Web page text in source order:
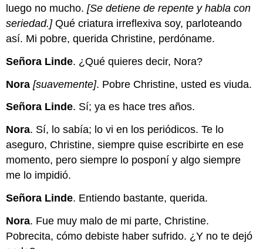
luego no mucho.[Se detiene de repente y habla con
seriedad.]Qué criatura irreflexiva soy, parloteando
así. Mi pobre, querida Christine, perdóname.
Señora Linde. ¿Qué quieres decir, Nora?
Nora [suavemente]. Pobre Christine, usted es viuda.
Señora Linde. Sí; ya es hace tres años.
Nora. Sí, lo sabía; lo vi en los periódicos. Te lo
aseguro, Christine, siempre quise escribirte en ese
momento, pero siempre lo posponí y algo siempre
me lo impidió.
Señora Linde. Entiendo bastante, querida.
Nora. Fue muy malo de mi parte, Christine.
Pobrecita, cómo debiste haber sufrido. ¿Y no te dejó